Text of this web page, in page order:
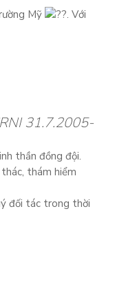
Mỹ
. Với
31.7.2005-
thần đồng đội.
thám hiểm
đối tác trong thời